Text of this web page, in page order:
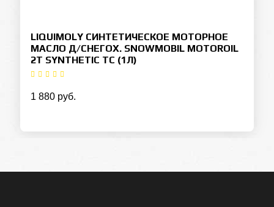
LIQUIMOLY СИНТЕТИЧЕСКОЕ МОТОРНОЕ
МАСЛО Д/СНЕГОХ. SNOWMOBIL MOTOROIL
2T SYNTHETIC TC (1Л)
1 880 руб.